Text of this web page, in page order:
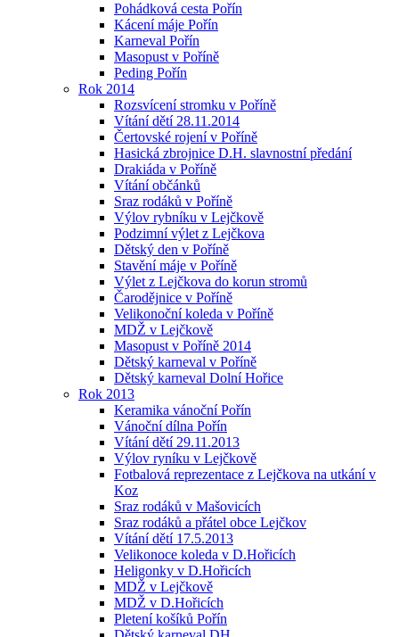
Pohádková cesta Pořín
Kácení máje Pořín
Karneval Pořín
Masopust v Poříně
Peding Pořín
Rok 2014
Rozsvícení stromku v Poříně
Vítání dětí 28.11.2014
Čertovské rojení v Poříně
Hasická zbrojnice D.H. slavnostní předání
Drakiáda v Poříně
Vítání občánků
Sraz rodáků v Poříně
Výlov rybníku v Lejčkově
Podzimní výlet z Lejčkova
Dětský den v Poříně
Stavění máje v Poříně
Výlet z Lejčkova do korun stromů
Čarodějnice v Poříně
Velikonoční koleda v Poříně
MDŽ v Lejčkově
Masopust v Poříně 2014
Dětský karneval v Poříně
Dětský karneval Dolní Hořice
Rok 2013
Keramika vánoční Pořín
Vánoční dílna Pořín
Vítání dětí 29.11.2013
Výlov ryníku v Lejčkově
Fotbalová reprezentace z Lejčkova na utkání v
Koz
Sraz rodáků v Mašovicích
Sraz rodáků a přátel obce Lejčkov
Vítání dětí 17.5.2013
Velikonoce koleda v D.Hořicích
Heligonky v D.Hořicích
MDŽ v Lejčkově
MDŽ v D.Hořicích
Pletení košíků Pořín